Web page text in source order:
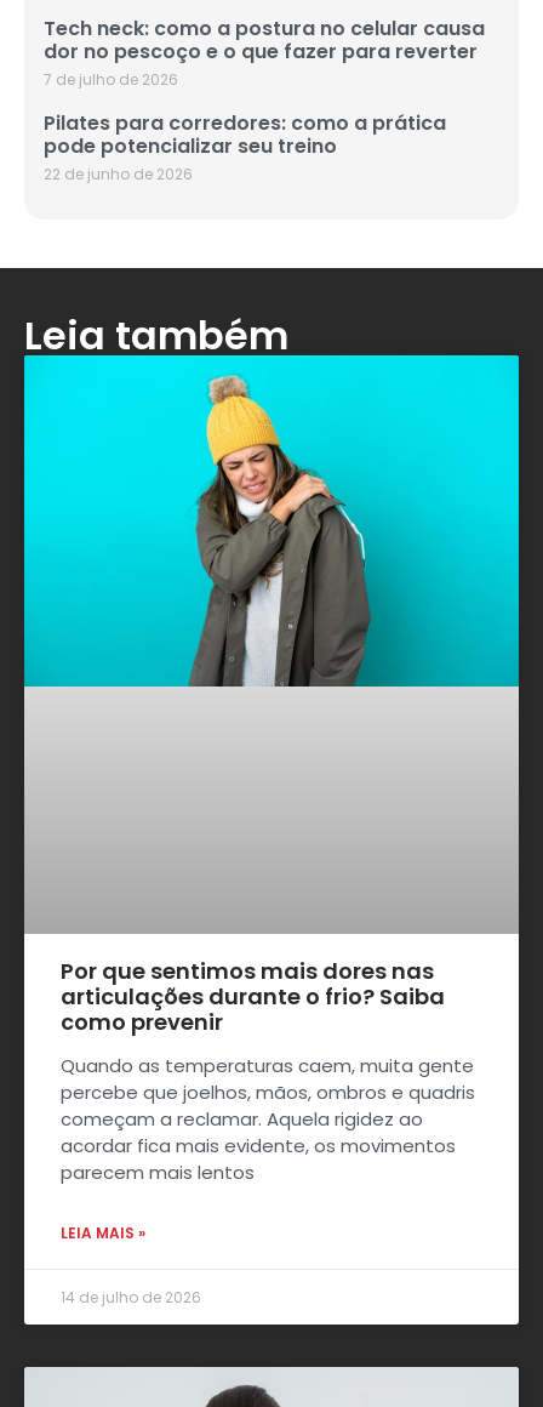
Tech neck: como a postura no celular causa
dor no pescoço e o que fazer para reverter
7 de julho de 2026
Pilates para corredores: como a prática
pode potencializar seu treino
22 de junho de 2026
Leia também
Por que sentimos mais dores nas
articulações durante o frio? Saiba
como prevenir
Quando as temperaturas caem, muita gente
percebe que joelhos, mãos, ombros e quadris
começam a reclamar. Aquela rigidez ao
acordar fica mais evidente, os movimentos
parecem mais lentos
LEIA MAIS »
14 de julho de 2026